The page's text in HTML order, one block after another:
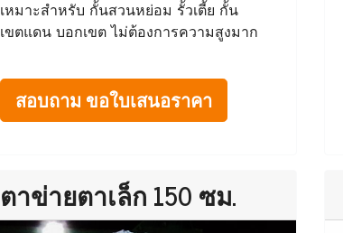
เหมาะสำหรับ กั้นสวนหย่อม รั้วเตี้ย กั้น
เขตแดน บอกเขต ไม่ต้องการความสูงมาก
สอบถาม ขอใบเสนอราคา
ตาข่ายตาเล็ก 150 ซม.